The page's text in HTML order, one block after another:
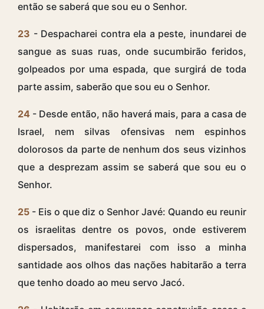
então se saberá que sou eu o Senhor.
23 - Despacharei contra ela a peste, inundarei de
sangue as suas ruas, onde sucumbirão feridos,
golpeados por uma espada, que surgirá de toda
parte assim, saberão que sou eu o Senhor.
24 - Desde então, não haverá mais, para a casa de
Israel, nem silvas ofensivas nem espinhos
dolorosos da parte de nenhum dos seus vizinhos
que a desprezam assim se saberá que sou eu o
Senhor.
25 - Eis o que diz o Senhor Javé: Quando eu reunir
os israelitas dentre os povos, onde estiverem
dispersados, manifestarei com isso a minha
santidade aos olhos das nações habitarão a terra
que tenho doado ao meu servo Jacó.